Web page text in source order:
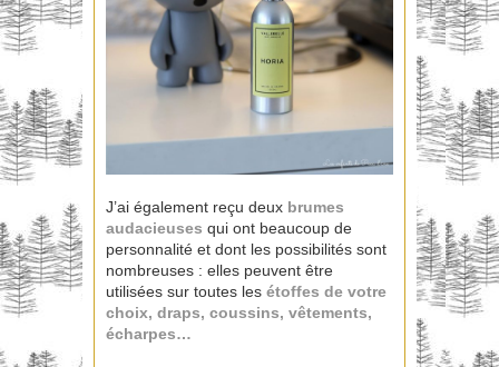
J’ai également reçu deux brumes
audacieuses qui ont beaucoup de
personnalité et dont les possibilités sont
nombreuses : elles peuvent être
utilisées sur toutes les étoffes de votre
choix, draps, coussins, vêtements,
écharpes…